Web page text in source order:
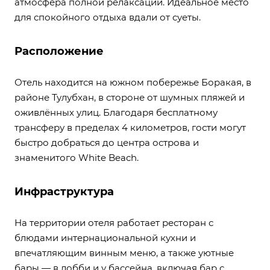
для спокойного отдыха вдали от суеты.
Расположение
Отель находится на южном побережье Боракая, в
районе Тулубхан, в стороне от шумных пляжей и
оживлённых улиц. Благодаря бесплатному
трансферу в пределах 4 километров, гости могут
быстро добраться до центра острова и
знаменитого White Beach.
Инфраструктура
На территории отеля работает ресторан с
блюдами интернациональной кухни и
впечатляющим винным меню, а также уютные